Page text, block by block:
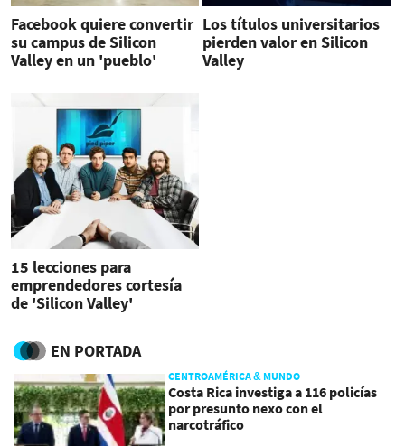
Facebook quiere convertir
su campus de Silicon
Valley en un 'pueblo'
Los títulos universitarios
pierden valor en Silicon
Valley
15 lecciones para
emprendedores cortesía
de 'Silicon Valley'
EN PORTADA
CENTROAMÉRICA & MUNDO
Costa Rica investiga a 116 policías
por presunto nexo con el
narcotráfico